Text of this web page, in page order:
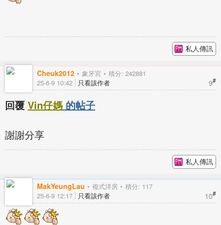
私人傳訊
Cheuk2012 象牙宮 積分: 242881
9#
25-6-9 10:42 只看該作者
回覆 Vin仔媽 的帖子
謝謝分享
私人傳訊
MakYeungLau 複式洋房 積分: 117
10#
25-6-9 12:17 只看該作者